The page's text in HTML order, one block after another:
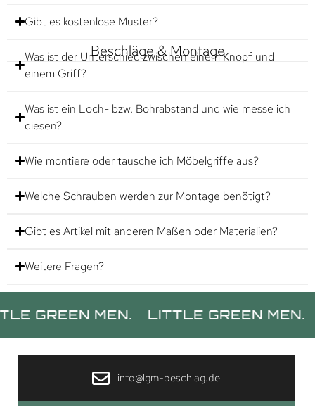
Gibt es kostenlose Muster?
Beschläge & Montage
Was ist der Unterschied zwischen einem Knopf und
einem Griff?
Was ist ein Loch- bzw. Bohrabstand und wie messe ich
diesen?
Wie montiere oder tausche ich Möbelgriffe aus?
Welche Schrauben werden zur Montage benötigt?
Gibt es Artikel mit anderen Maßen oder Materialien?
Weitere Fragen?
MEN. LITTLE GREEN MEN.
info@lgm-beschlag.de